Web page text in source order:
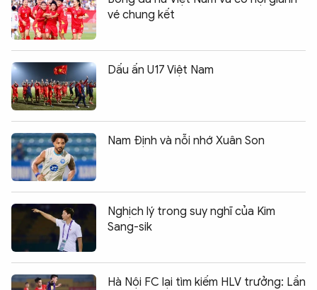
vé chung kết
Dấu ấn U17 Việt Nam
Nam Định và nỗi nhớ Xuân Son
Nghịch lý trong suy nghĩ của Kim
Sang-sik
Hà Nội FC lại tìm kiếm HLV trưởng: Lần